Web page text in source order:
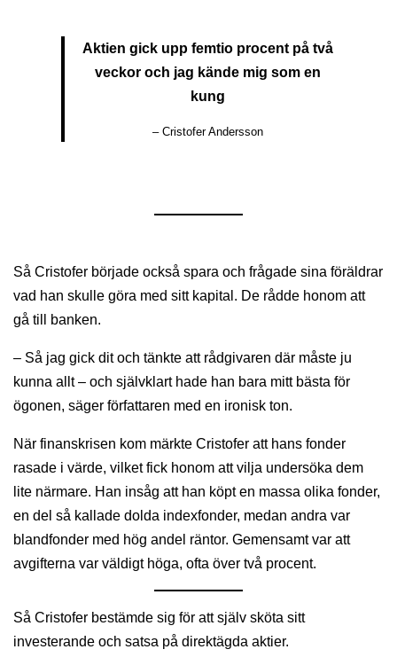
Aktien gick upp femtio procent på två
veckor och jag kände mig som en
kung
– Cristofer Andersson
Så Cristofer började också spara och frågade sina föräldrar
vad han skulle göra med sitt kapital. De rådde honom att
gå till banken.
– Så jag gick dit och tänkte att rådgivaren där måste ju
kunna allt – och självklart hade han bara mitt bästa för
ögonen, säger författaren med en ironisk ton.
När finanskrisen kom märkte Cristofer att hans fonder
rasade i värde, vilket fick honom att vilja undersöka dem
lite närmare. Han insåg att han köpt en massa olika fonder,
en del så kallade dolda indexfonder, medan andra var
blandfonder med hög andel räntor. Gemensamt var att
avgifterna var väldigt höga, ofta över två procent.
Så Cristofer bestämde sig för att själv sköta sitt
investerande och satsa på direktägda aktier.